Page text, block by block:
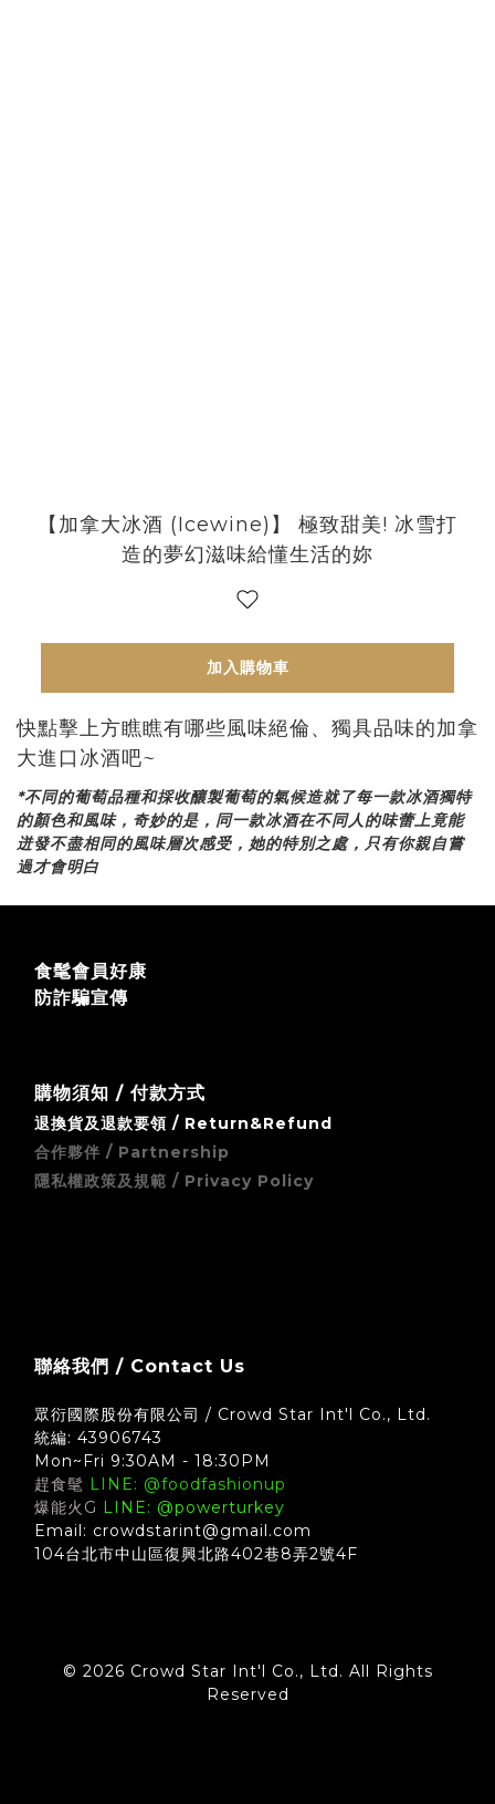
【加拿大冰酒 (Icewine)】 極致甜美! 冰雪打
造的夢幻滋味給懂生活的妳
加入購物車
快點擊上方瞧瞧有哪些風味絕倫、獨具品味的加拿
大進口冰酒吧~
*不同的葡萄品種和採收釀製葡萄的氣候造就了每一款冰酒獨特
的顏色和風味，奇妙的是，同一款冰酒在不同人的味蕾上竟能
迸發不盡相同的風味層次感受，她的特別之處，只有你親自嘗
過才會明白
食髦會員好康
防詐騙宣傳
購物須知 / 付款方式
退換貨及退款要領 / Return&Refund
合作夥伴 / Partnership
隱私權政策及規範 / Privacy Policy
聯絡我們 / Contact Us
眾衍國際股份有限公司 / Crowd Star Int'l Co., Ltd.
統編: 43906743
Mon~Fri 9:30AM - 18:30PM
趕食髦 LINE: @foodfashionup
爆能火G LINE: @powerturkey
Email: crowdstarint@gmail.com
104台北市中山區復興北路402巷8弄2號4F
© 2026 Crowd Star Int'l Co., Ltd. All Rights
Reserved